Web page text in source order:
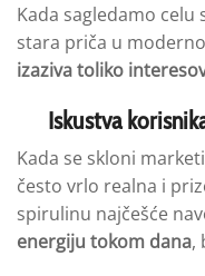
Kada sagledamo celu
stara priča u
izaziva toliko
Iskustva
Kada se skloni
često vrlo realna i
spirulinu najčešće
energiju tokom dana,